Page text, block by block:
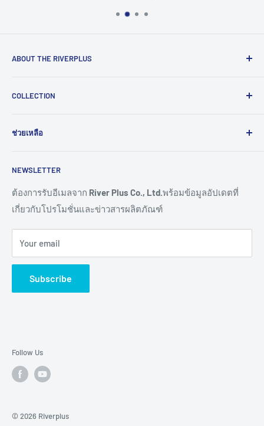
ABOUT THE RIVERPLUS
สินค้าและบริการเทคโนโลยีแบบครบวงจร จากทั่วโลกตั้งแต่ปี
และอุตสาหกรรม 4.0
COLLECTION
HMI
Connectivity
Remote I/O
Sensor
IoT Controller
Video Wall
Digital Signage
TV & Monitor
AMR
Accessory
ช่วยเหลือ
ขอราคางานโครงการ
การสั่งซื้อสินค้า
การชำระเงิน
การจัดส่งสินค้า
การขอใบเสนอราคา
การรับประกันสินค้า
การคืนสินค้า และการคืนเงิน
NEWSLETTER
ต้องการรับอีเมลจาก River Plus Co., Ltd.พร้อมข้อมูลอัปเดตที่
เกี่ยวกับโปรโมชั่นและข่าวสารผลิตภัณฑ์
Your email
Subscribe
Follow Us
© 2026 Riverplus